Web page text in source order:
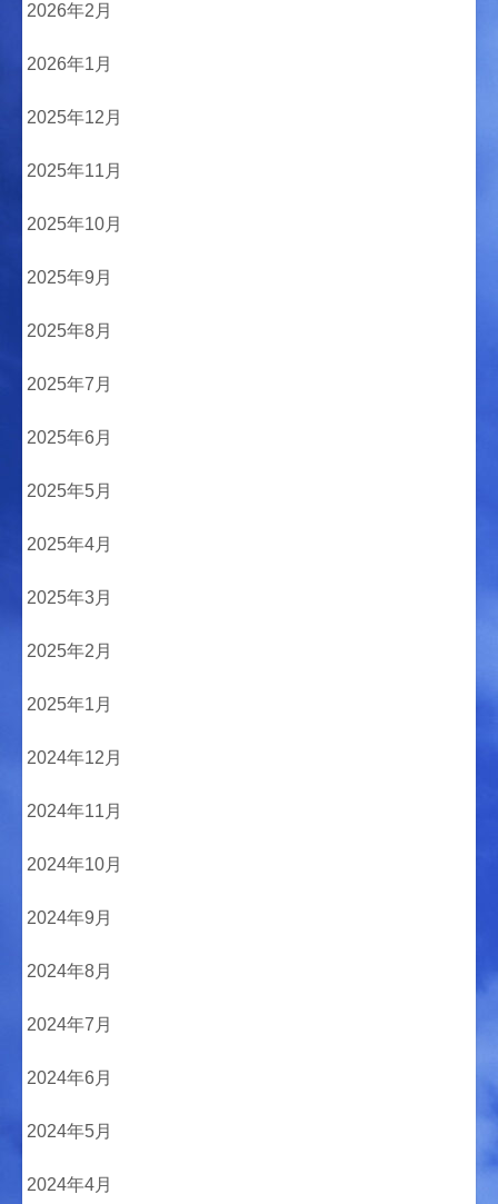
2026年2月
2026年1月
2025年12月
2025年11月
2025年10月
2025年9月
2025年8月
2025年7月
2025年6月
2025年5月
2025年4月
2025年3月
2025年2月
2025年1月
2024年12月
2024年11月
2024年10月
2024年9月
2024年8月
2024年7月
2024年6月
2024年5月
2024年4月